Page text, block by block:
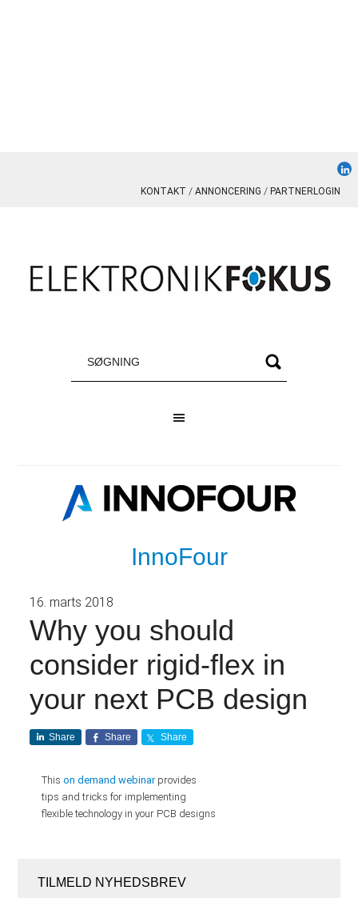
KONTAKT ANNONCERING PARTNERLOGIN
InnoFour
16. marts 2018
Why you should
consider rigid-flex in
your next PCB design
Share Share Share
Thison demand webinarprovides
tips and tricks for implementing
flexible technology in your PCB designs
TILMELD NYHEDSBREV